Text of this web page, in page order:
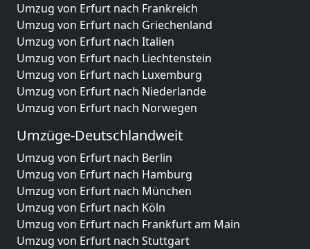
Umzug von Erfurt nach Frankreich
Umzug von Erfurt nach Griechenland
Umzug von Erfurt nach Italien
Umzug von Erfurt nach Liechtenstein
Umzug von Erfurt nach Luxemburg
Umzug von Erfurt nach Niederlande
Umzug von Erfurt nach Norwegen
Umzüge-Deutschlandweit
Umzug von Erfurt nach Berlin
Umzug von Erfurt nach Hamburg
Umzug von Erfurt nach München
Umzug von Erfurt nach Köln
Umzug von Erfurt nach Frankfurt am Main
Umzug von Erfurt nach Stuttgart